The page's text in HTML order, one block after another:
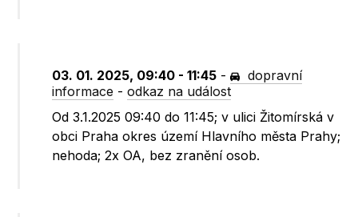
03. 01. 2025, 09:40 - 11:45 -
dopravní
informace -odkaz na událost
Od 3.1.2025 09:40 do 11:45; v ulici Žitomírská v
obci Praha okres území Hlavního města Prahy;
nehoda; 2x OA, bez zranění osob.